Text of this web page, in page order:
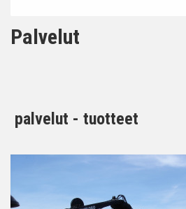
Palvelut
palvelut - tuotteet